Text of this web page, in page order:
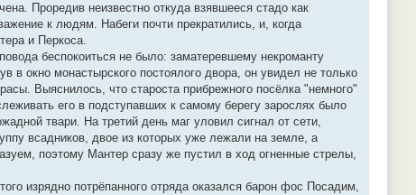
Проредив неизвестно откуда взявшееся стадо как
к людям. Набеги почти прекратились, и, когда
и Перкоса.
беспокоиться не было: заматеревшему некроманту
окно монастырского постоялого двора, он увидел не только
Выяснилось, что староста прибрежного посёлка "немного"
его в подступавших к самому берегу зарослях было
твари. На третий день маг уловил сигнал от сети,
всадников, двое из которых уже лежали на земле, а
поэтому Мантер сразу же пустил в ход огненные стрелы,
изрядно потрёпанного отряда оказался барон фос Посадим,